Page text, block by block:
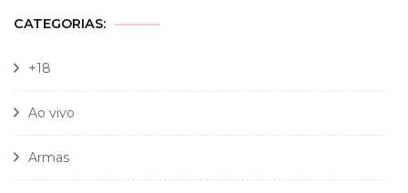
CATEGORIAS:
+18
Ao vivo
Armas